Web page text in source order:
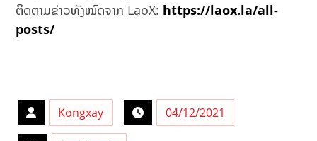
ຕິດຕາມຂ່າວທັງໝົດຈາກ LaoX: https://laox.la/all-
posts/
Kongxay 04/12/2021